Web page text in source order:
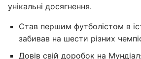
унікальні досягнення.
Став першим футболістом в
забивав на шести різних
Довів свій доробок на